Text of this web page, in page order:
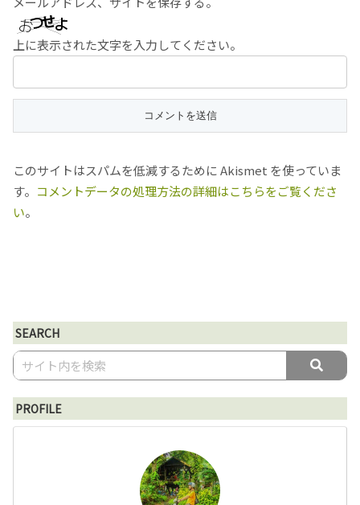
上に表示された文字を入力してください。
このサイトはスパムを低減するために Akismet を使っていま
す。 コメントデータの処理方法の詳細はこちらをご覧くださ
い。
SEARCH
PROFILE